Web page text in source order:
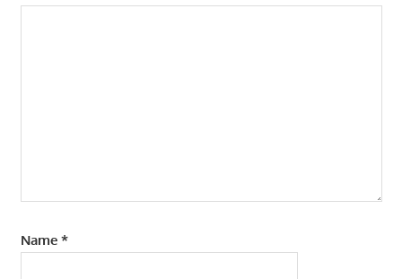
Name *